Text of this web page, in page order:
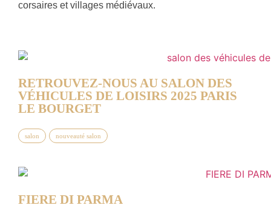
corsaires et villages médiévaux.
RETROUVEZ-NOUS AU SALON DES
VÉHICULES DE LOISIRS 2025 PARIS
LE BOURGET
salon nouveauté salon
FIERE DI PARMA